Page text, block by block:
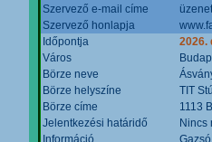
Szervező e-mail címe
Szervező honlapja
Időpontja
2026.
Város
Börze neve
Börze helyszíne
TIT
Börze címe
1113
Jelentkezési határidő
Nincs
Információ